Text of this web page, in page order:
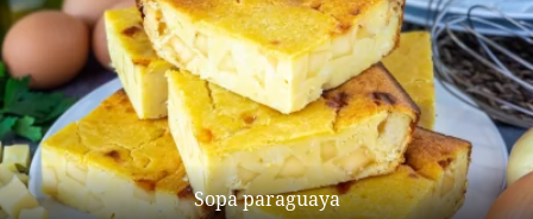
Sopa paraguaya